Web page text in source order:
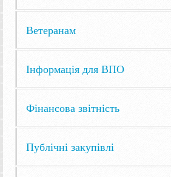
Ветеранам
Інформація для ВПО
Фінансова звітність
Публічні закупівлі